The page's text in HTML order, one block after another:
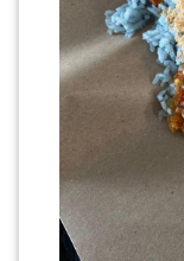
KEPERLUAN(16)
SELECT NEGERI
SELANGOR(37)